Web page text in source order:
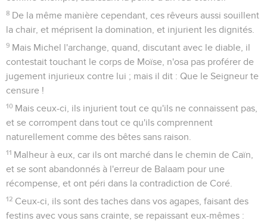
8 De la même manière cependant, ces rêveurs aussi souillent
la chair, et méprisent la domination, et injurient les dignités.
9 Mais Michel l'archange, quand, discutant avec le diable, il
contestait touchant le corps de Moïse, n'osa pas proférer de
jugement injurieux contre lui ; mais il dit : Que le Seigneur te
censure !
10 Mais ceux-ci, ils injurient tout ce qu'ils ne connaissent pas,
et se corrompent dans tout ce qu'ils comprennent
naturellement comme des bêtes sans raison.
11 Malheur à eux, car ils ont marché dans le chemin de Caïn,
et se sont abandonnés à l'erreur de Balaam pour une
récompense, et ont péri dans la contradiction de Coré.
12 Ceux-ci, ils sont des taches dans vos agapes, faisant des
festins avec vous sans crainte, se repaissant eux-mêmes :